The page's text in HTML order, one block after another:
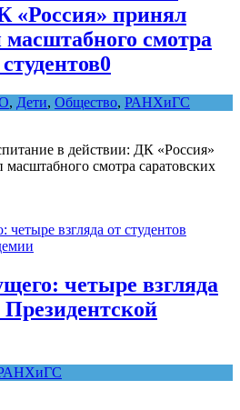
«Россия» принял
смотра
0
, Дети, Общество, РАНХиГС
в действии: ДК «Россия»
смотра саратовских
четыре взгляда
Президентской